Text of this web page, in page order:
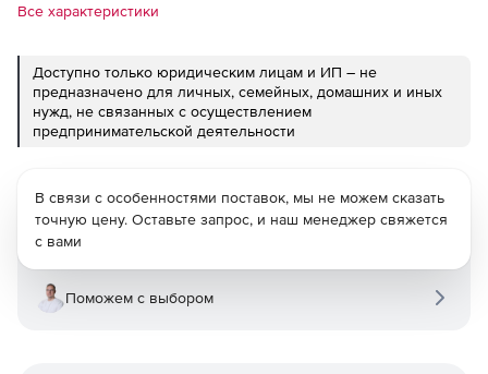
Все характеристики
Доступно только юридическим лицам и ИП – не
предназначено для личных, семейных, домашних и иных
нужд, не связанных с осуществлением
предпринимательской деятельности
В связи с особенностями поставок, мы не можем сказать
точную цену. Оставьте запрос, и наш менеджер свяжется
с вами
Поможем с выбором